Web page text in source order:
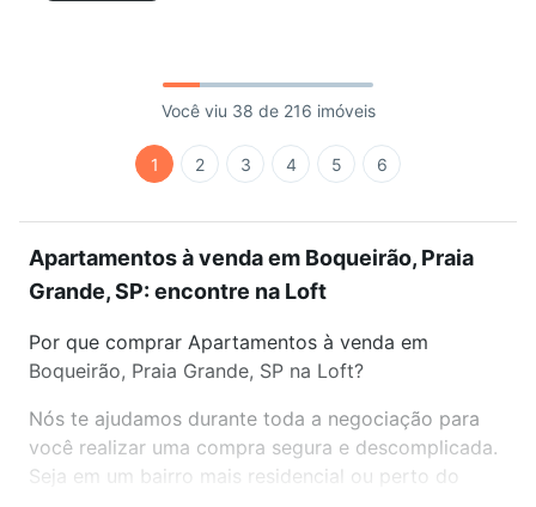
Você viu 38 de 216 imóveis
1 2 3 4 5 6
Apartamentos à venda em Boqueirão, Praia
Grande, SP: encontre na Loft
Por que comprar Apartamentos à venda em
Boqueirão, Praia Grande, SP na Loft?
Nós te ajudamos durante toda a negociação para
você realizar uma compra segura e descomplicada.
Seja em um bairro mais residencial ou perto do